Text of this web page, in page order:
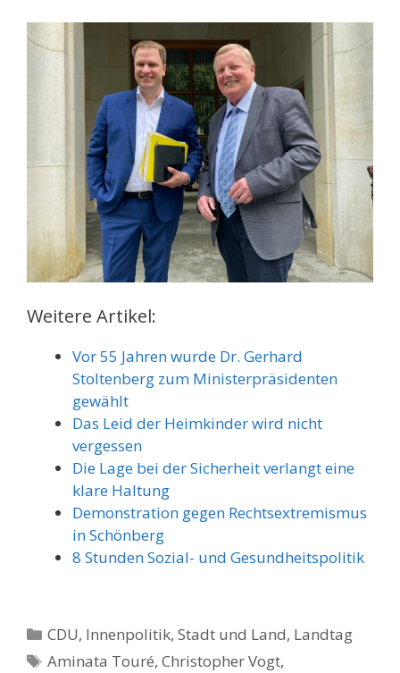
Weitere Artikel:
Vor 55 Jahren wurde Dr. Gerhard
Stoltenberg zum Ministerpräsidenten
gewählt
Das Leid der Heimkinder wird nicht
vergessen
Die Lage bei der Sicherheit verlangt eine
klare Haltung
Demonstration gegen Rechtsextremismus
in Schönberg
8 Stunden Sozial- und Gesundheitspolitik
Kategorien
CDU, Innenpolitik, Stadt und Land, Landtag
Schlagwörter
Aminata Touré,Christopher Vogt,